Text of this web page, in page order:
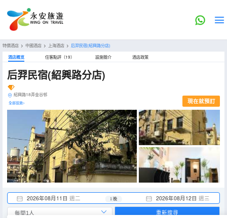
特價酒店 > 中國酒店 > 上海酒店 > 后羿民宿(紹興路分店)
酒店概览 住客點評（19） 設施簡介 酒店政策
后羿民宿(紹興路分店)
紹興路18弄金谷邨
全部設施> 現在就預訂
2026年08月11日 週二 2026年08月12日 週三
1 晚
重新搜尋